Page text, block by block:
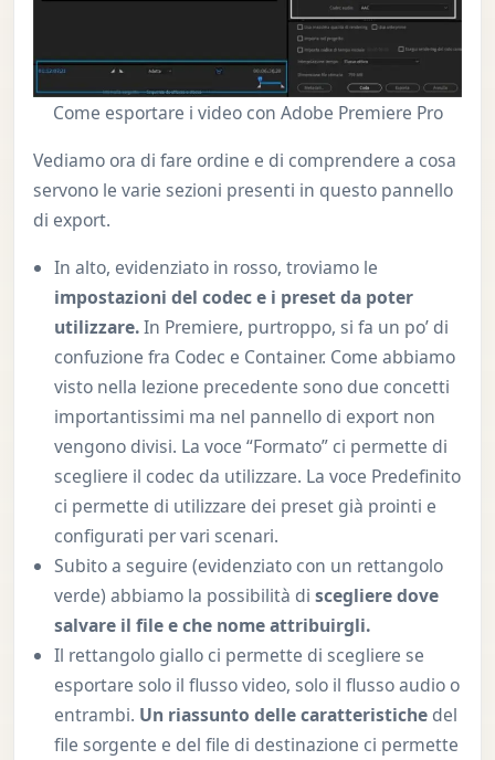
Come esportare i video con Adobe Premiere Pro
Vediamo ora di fare ordine e di comprendere a cosa
servono le varie sezioni presenti in questo pannello
di export.
In alto, evidenziato in rosso, troviamo le
impostazioni del codec e i preset da poter
utilizzare.In Premiere, purtroppo, si fa un po’ di
confuzione fra Codec e Container. Come abbiamo
visto nella lezione precedente sono due concetti
importantissimi ma nel pannello di export non
vengono divisi. La voce “Formato” ci permette di
scegliere il codec da utilizzare. La voce Predefinito
ci permette di utilizzare dei preset già prointi e
configurati per vari scenari.
Subito a seguire (evidenziato con un rettangolo
verde) abbiamo la possibilità di scegliere dove
salvare il file e che nome attribuirgli.
Il rettangolo giallo ci permette di scegliere se
esportare solo il flusso video, solo il flusso audio o
entrambi. Un riassunto delle caratteristichedel
file sorgente e del file di destinazione ci permette